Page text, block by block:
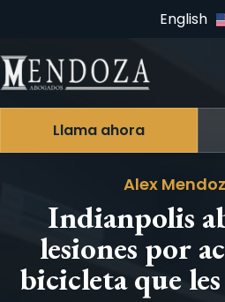
English
Llama ahora
Alex
Indianpolis
lesiones por
bicicleta que